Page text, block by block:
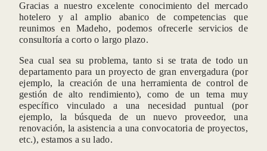
Gracias a nuestro excelente conocimiento del mercado
hotelero y al amplio abanico de competencias que
reunimos en Madeho, podemos ofrecerle servicios de
consultoría a corto o largo plazo.
Sea cual sea su problema, tanto si se trata de todo un
departamento para un proyecto de gran envergadura (por
ejemplo, la creación de una herramienta de control de
gestión de alto rendimiento), como de un tema muy
específico vinculado a una necesidad puntual (por
ejemplo, la búsqueda de un nuevo proveedor, una
renovación, la asistencia a una convocatoria de proyectos,
etc.), estamos a su lado.